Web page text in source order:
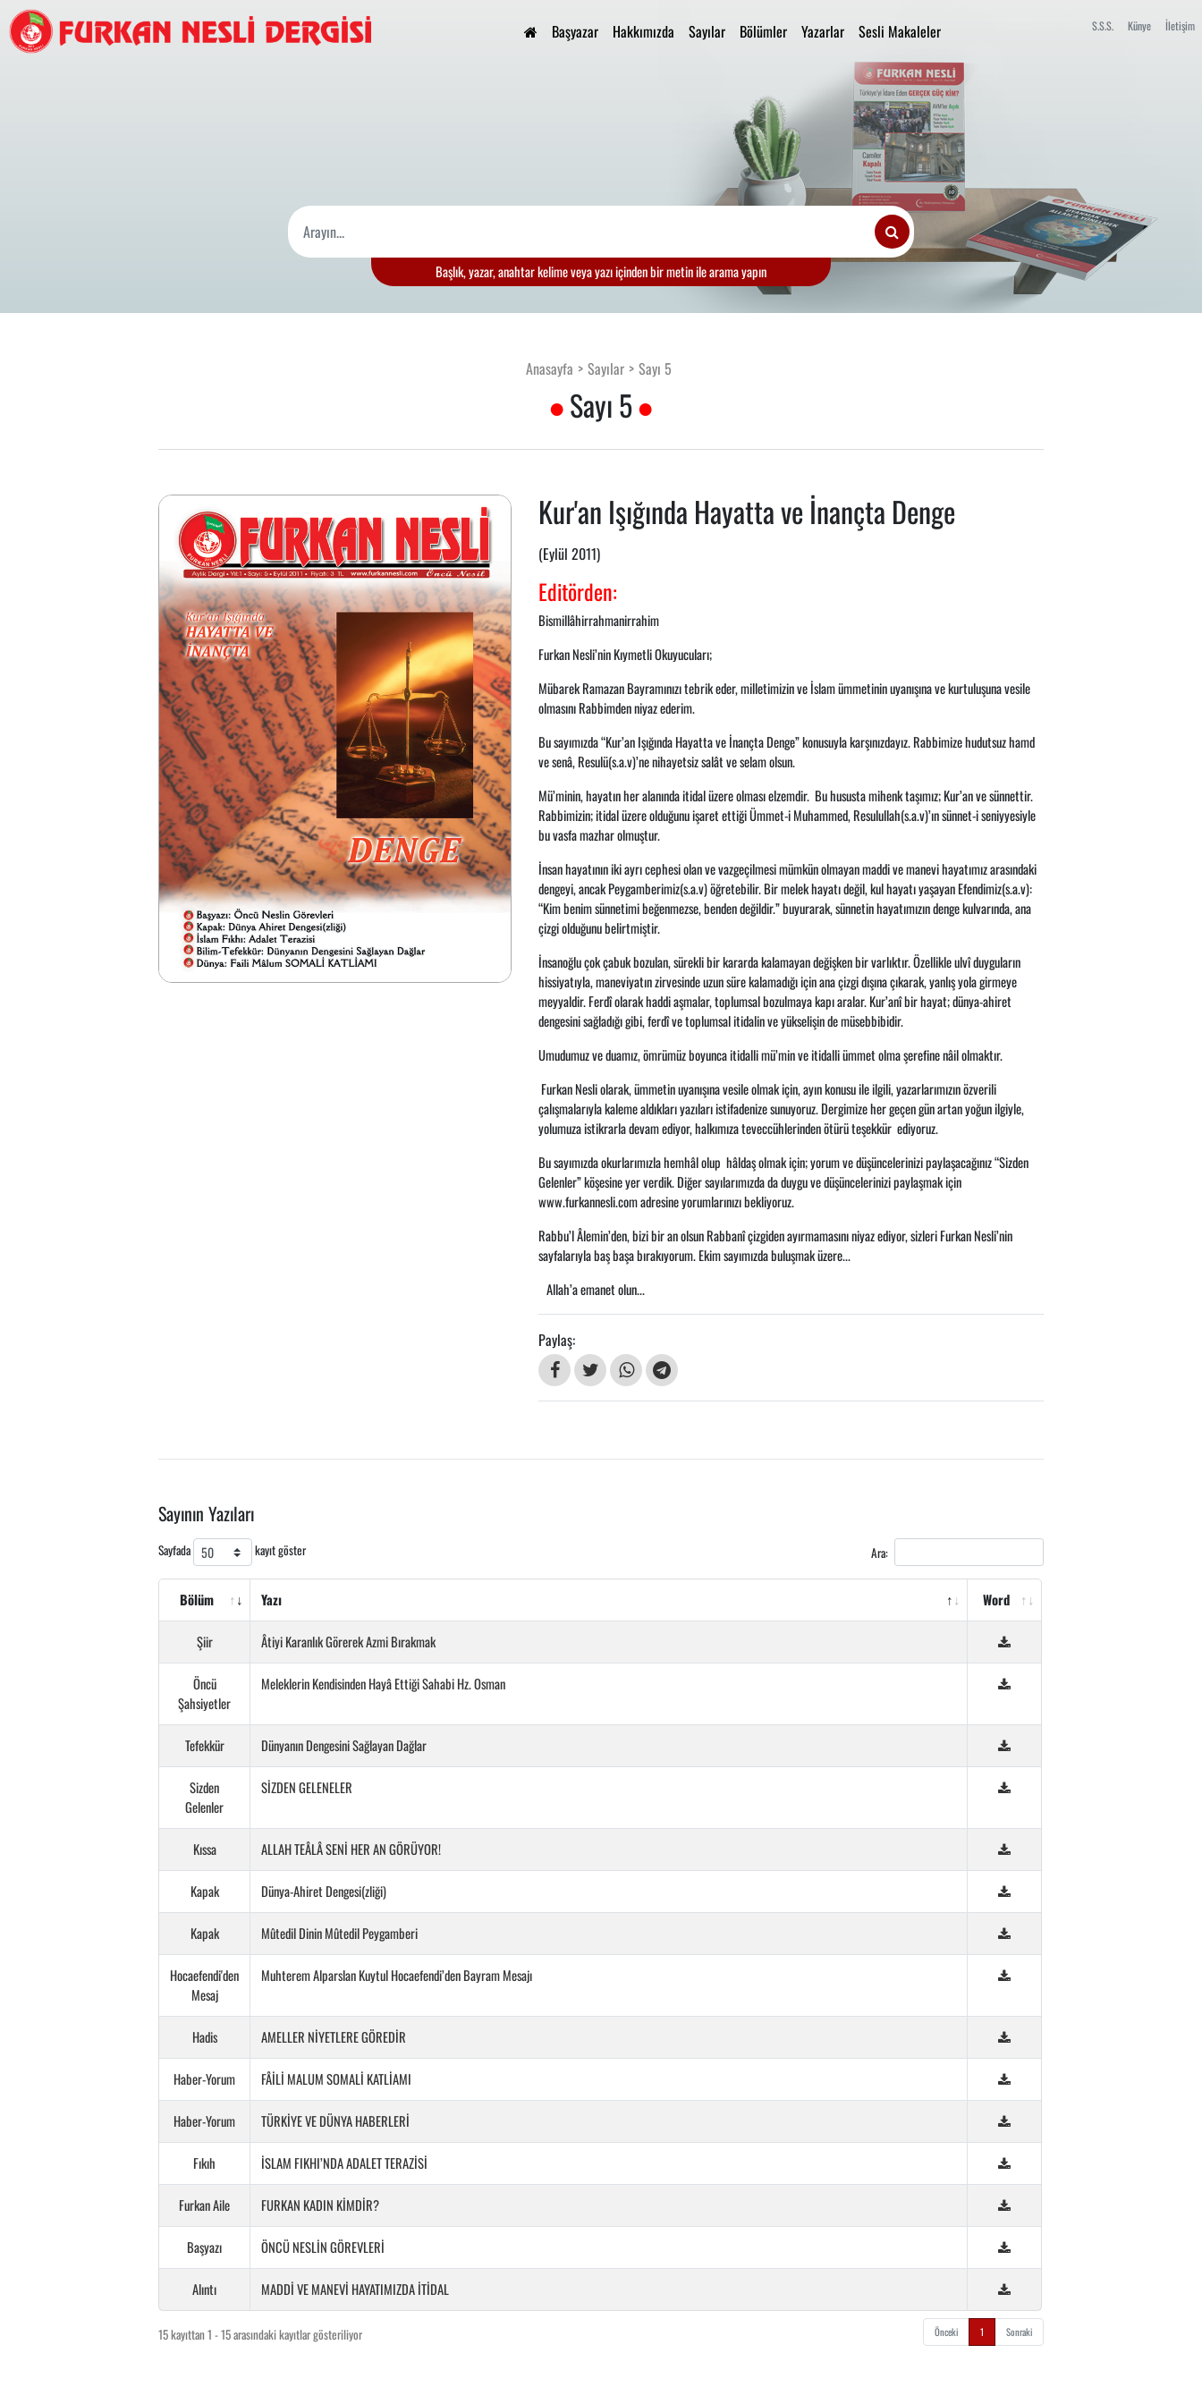
Başyazar Hakkımızda Sayılar Bölümler Yazarlar Sesli Makaleler S.S.S. Künye İletişim
Başlık, yazar, anahtar kelime veya yazı içinden bir metin ile arama yapın
Anasayfa Sayılar Sayı 5
Sayı 5
Kur'an Işığında Hayatta ve İnançta Denge
(Eylül 2011)
Editörden:
Bismillâhirrahmanirrahim
Furkan Nesli’nin Kıymetli Okuyucuları;
Mübarek Ramazan Bayramınızı tebrik eder, milletimizin ve İslam ümmetinin uyanışına ve kurtuluşuna vesile
olmasını Rabbimden niyaz ederim.
Bu sayımızda “Kur’an Işığında Hayatta ve İnançta Denge” konusuyla karşınızdayız. Rabbimize hudutsuz hamd
ve senâ, Resulü(s.a.v)’ne nihayetsiz salât ve selam olsun.
Mü’minin, hayatın her alanında itidal üzere olması elzemdir. Bu hususta mihenk taşımız; Kur’an ve sünnettir.
Rabbimizin; itidal üzere olduğunu işaret ettiği Ümmet-i Muhammed, Resulullah(s.a.v)’ın sünnet-i seniyyesiyle
bu vasfa mazhar olmuştur.
İnsan hayatının iki ayrı cephesi olan ve vazgeçilmesi mümkün olmayan maddi ve manevi hayatımız arasındaki
dengeyi, ancak Peygamberimiz(s.a.v) öğretebilir. Bir melek hayatı değil, kul hayatı yaşayan Efendimiz(s.a.v):
“Kim benim sünnetimi beğenmezse, benden değildir.” buyurarak, sünnetin hayatımızın denge kulvarında, ana
çizgi olduğunu belirtmiştir.
İnsanoğlu çok çabuk bozulan, sürekli bir kararda kalamayan değişken bir varlıktır. Özellikle ulvî duyguların
hissiyatıyla, maneviyatın zirvesinde uzun süre kalamadığı için ana çizgi dışına çıkarak, yanlış yola girmeye
meyyaldir. Ferdî olarak haddi aşmalar, toplumsal bozulmaya kapı aralar. Kur’anî bir hayat; dünya-ahiret
dengesini sağladığı gibi, ferdî ve toplumsal itidalin ve yükselişin de müsebbibidir.
Umudumuz ve duamız, ömrümüz boyunca itidalli mü’min ve itidalli ümmet olma şerefine nâil olmaktır.
Furkan Nesli olarak, ümmetin uyanışına vesile olmak için, ayın konusu ile ilgili, yazarlarımızın özverili
çalışmalarıyla kaleme aldıkları yazıları istifadenize sunuyoruz. Dergimize her geçen gün artan yoğun ilgiyle,
yolumuza istikrarla devam ediyor, halkımıza teveccühlerinden ötürü teşekkür ediyoruz.
Bu sayımızda okurlarımızla hemhâl olup hâldaş olmak için; yorum ve düşüncelerinizi paylaşacağınız “Sizden
Gelenler” köşesine yer verdik. Diğer sayılarımızda da duygu ve düşüncelerinizi paylaşmak için
www.furkannesli.com adresine yorumlarınızı bekliyoruz.
Rabbu’l Âlemin’den, bizi bir an olsun Rabbanî çizgiden ayırmamasını niyaz ediyor, sizleri Furkan Nesli’nin
sayfalarıyla baş başa bırakıyorum. Ekim sayımızda buluşmak üzere...
Allah’a emanet olun...
Paylaş:
Sayının Yazıları
Sayfada kayıt göster Ara:
Bölüm Yazı Word
Şiir Âtiyi Karanlık Görerek Azmi Bırakmak
Öncü
Şahsiyetler
Meleklerin Kendisinden Hayâ Ettiği Sahabi Hz. Osman
Tefekkür Dünyanın Dengesini Sağlayan Dağlar
Sizden
Gelenler
SİZDEN GELENELER
Kıssa ALLAH TEÂLÂ SENİ HER AN GÖRÜYOR!
Kapak Dünya-Ahiret Dengesi(zliği)
Kapak Mûtedil Dinin Mûtedil Peygamberi
Hocaefendi'den
Mesaj
Muhterem Alparslan Kuytul Hocaefendi’den Bayram Mesajı
Hadis AMELLER NİYETLERE GÖREDİR
Haber-Yorum FÂİLİ MALUM SOMALİ KATLİAMI
Haber-Yorum TÜRKİYE VE DÜNYA HABERLERİ
Fıkıh İSLAM FIKHI’NDA ADALET TERAZİSİ
Furkan Aile FURKAN KADIN KİMDİR?
Başyazı ÖNCÜ NESLİN GÖREVLERİ
Alıntı MADDİ VE MANEVİ HAYATIMIZDA İTİDAL
15 kayıttan 1 - 15 arasındaki kayıtlar gösteriliyor Önceki 1 Sonraki